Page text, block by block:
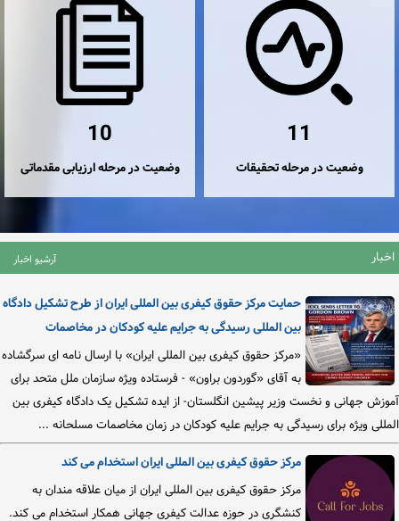
11
وضعیت در مرحله تحقیقات
10
وضعیت در مرحله ارزیابی مقدماتی
اخبار آرشیو اخبار
حمایت مرکز حقوق کیفری بین المللی ایران از طرح تشکیل دادگاه
بین المللی رسیدگی به جرایم علیه کودکان در مخاصمات
«مرکز حقوق کیفری بین المللی ایران» با ارسال نامه ای سرگشاده
به آقای «گوردون براون» - فرستاده ویژه سازمان ملل متحد برای
آموزش جهانی و نخست وزیر پیشین انگلستان- از ایده تشکیل یک دادگاه کیفری بین
المللی ویژه برای رسیدگی به جرایم علیه کودکان در زمان مخاصمات مسلحانه ...
مرکز حقوق کیفری بین المللی ایران استخدام می کند
مرکز حقوق کیفری بین المللی ایران از میان علاقه مندان به
کنشگری در حوزه عدالت کیفری جهانی همکار استخدام می کند.